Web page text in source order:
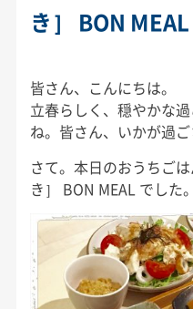
き］ BON
皆さん、こんにちは。
立春らしく、穏やかな
ね。皆さん、いかが過
さて。本日のおうちご
き］ BON MEAL でした。